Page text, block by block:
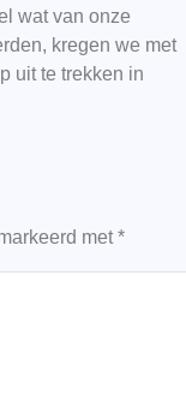
wat van onze
kregen we met
uit te trekken in
met*